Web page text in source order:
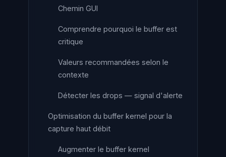
Chemin GUI
Comprendre pourquoi le buffer est
critique
Valeurs recommandées selon le
contexte
Détecter les drops — signal d'alerte
Optimisation du buffer kernel pour la
capture haut débit
Augmenter le buffer kernel